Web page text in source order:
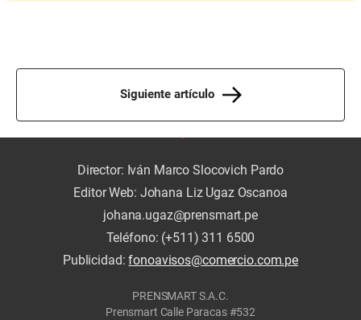
Siguiente artículo
Director: Iván Marco Slocovich Pardo
Editor Web: Johana Liz Ugaz Oscanoa
johana.ugaz@prensmart.pe
Teléfono: (+511) 311 6500
Publicidad:fonoavisos@comercio.com.pe
PRENSMART S.A.C.
Prensmart Calle Paracas #532